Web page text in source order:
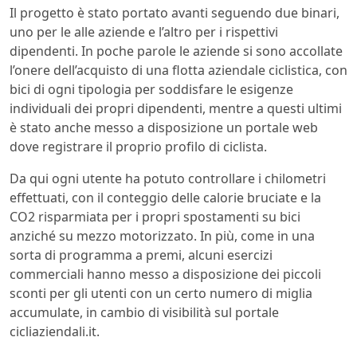
Il progetto è stato portato avanti seguendo due binari,
uno per le alle aziende e l’altro per i rispettivi
dipendenti. In poche parole le aziende si sono accollate
l’onere dell’acquisto di una flotta aziendale ciclistica, con
bici di ogni tipologia per soddisfare le esigenze
individuali dei propri dipendenti, mentre a questi ultimi
è stato anche messo a disposizione un portale web
dove registrare il proprio profilo di ciclista.
Da qui ogni utente ha potuto controllare i chilometri
effettuati, con il conteggio delle calorie bruciate e la
CO2 risparmiata per i propri spostamenti su bici
anziché su mezzo motorizzato. In più, come in una
sorta di programma a premi, alcuni esercizi
commerciali hanno messo a disposizione dei piccoli
sconti per gli utenti con un certo numero di miglia
accumulate, in cambio di visibilità sul portale
cicliaziendali.it.